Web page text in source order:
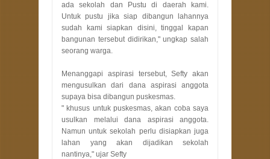
ada sekolah dan Pustu di daerah kami.
Untuk pustu jika siap dibangun lahannya
sudah kami siapkan disini, tinggal kapan
bangunan tersebut didirikan," ungkap salah
seorang warga.
Menanggapi aspirasi tersebut, Sefty akan
mengusulkan dari dana aspirasi anggota
supaya bisa dibangun puskesmas.
" khusus untuk puskesmas, akan coba saya
usulkan melalui dana aspirasi anggota.
Namun untuk sekolah perlu disiapkan juga
lahan yang akan dijadikan sekolah
nantinya," ujar Sefty